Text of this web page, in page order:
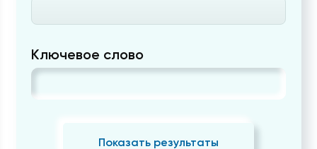
Ключевое слово
Показать результаты